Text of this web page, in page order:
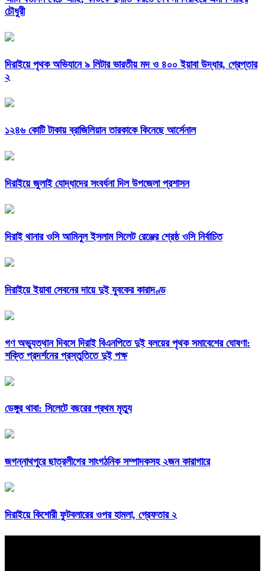
চৌধুরী
দিরাইয়ে পৃথক অভিযানে ৯ লিটার ভারতীয় মদ ও ৪০০ ইয়াবা উদ্ধার, গ্রেপ্তার
২
১২৪৬ কোটি টাকায় ব্রাজিলিয়ান তারকাকে কিনেছে আর্সেনাল
দিরাইয়ে জুলাই যোদ্ধাদের সংবর্ধনা দিল উপজেলা প্রশাসন
দিরাই থানার ওসি আমিনুল ইসলাম সিলেট রেঞ্জের শ্রেষ্ঠ ওসি নির্বাচিত
দিরাইয়ে ইয়াবা সেবনের দায়ে দুই যুবকের কারাদণ্ড
গণ অভ্যুত্থান দিবসে দিরাই বিএনপিতে দুই বলয়ের পৃথক সমাবেশের ঘোষণা:
শক্তি প্রদর্শনের প্রস্তুতিতে দুই পক্ষ
ডেঙ্গুর থাবা: সিলেটে বছরের প্রথম মৃত্যু
জগন্নাথপুরে ছাত্রলীগের সাংগঠনিক সম্পাদকসহ ২জন কারাগারে
দিরাইয়ে কিশোরী ফুটবলারের ওপর হামলা, গ্রেফতার ২